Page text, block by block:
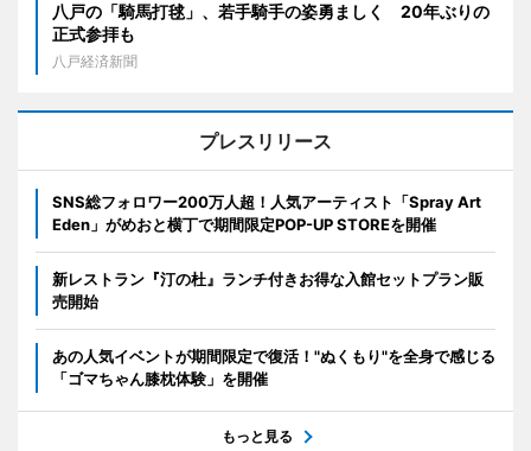
八戸の「騎馬打毬」、若手騎手の姿勇ましく 20年ぶりの
正式参拝も
八戸経済新聞
プレスリリース
SNS総フォロワー200万人超！人気アーティスト「Spray Art
Eden」がめおと横丁で期間限定POP-UP STOREを開催
新レストラン『汀の杜』ランチ付きお得な入館セットプラン販
売開始
あの人気イベントが期間限定で復活！"ぬくもり"を全身で感じる
「ゴマちゃん膝枕体験」を開催
もっと見る